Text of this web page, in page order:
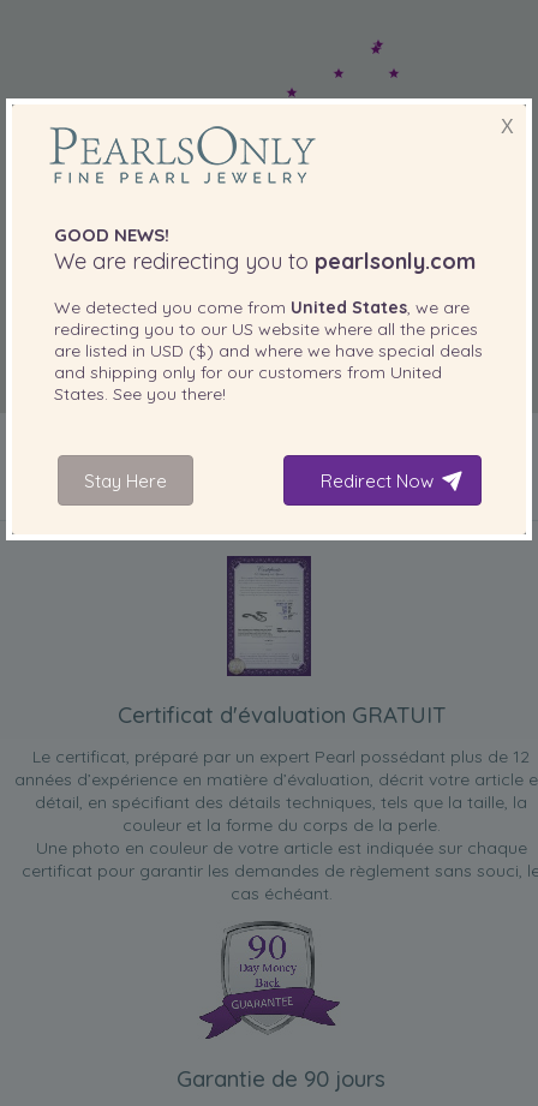
Certificat d'évaluation GRATUIT
Le certificat, préparé par un expert Pearl possédant plus de 12
années d’expérience en matière d’évaluation, décrit votre article
détail, en spécifiant des détails techniques, tels que la taille, la
couleur et la forme du corps de la perle.
Une photo en couleur de votre article est indiquée sur chaque
certificat pour garantir les demandes de règlement sans souci,
cas échéant.
Garantie de 90 jours
X
GOOD NEWS!
We are redirecting you to pearlsonly.com
We detected you come from United States , we are
redirecting you to our US website where all the prices
are listed in USD ($) and where we have special deals
and shipping only for our customers from United
States . See you there!
Stay Here Redirect Now